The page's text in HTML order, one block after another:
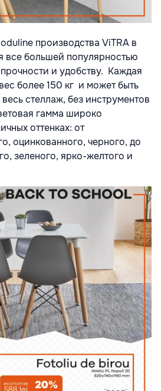
производства ViTRA в
все большей популярностью
и удобству. Каждая
более 150 кг и может быть
стеллаж, без инструментов
гамма широко
оттенках: от
оцинкованного, черного, до
зеленого, ярко-желтого и